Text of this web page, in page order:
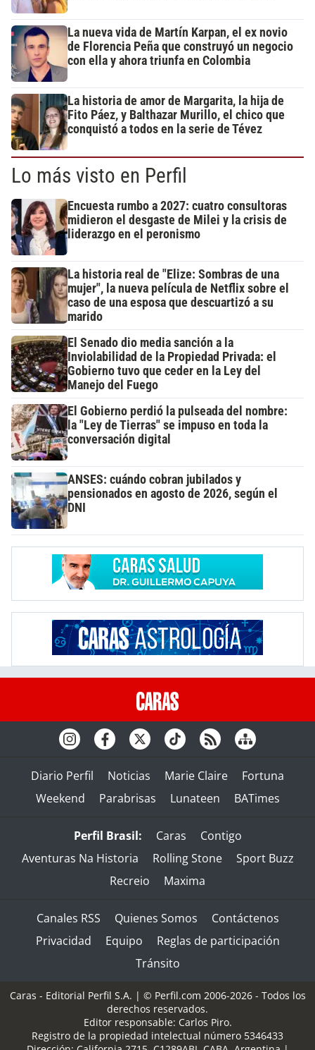
La nueva vida de Martín Karpan, el ex novio
de Florencia Peña que construyó un negocio
con ella y ahora triunfa en Colombia
La historia de amor de Margarita, la hija de
Fito Páez, y Balthazar Murillo, el chico que
conquistó a todos en la serie de Tévez
Lo más visto en Perfil
Encuesta rumbo a 2027: cuatro consultoras
midieron el desgaste de Milei y la crisis de
liderazgo en el peronismo
La historia real de "Elize: Sombras de una
mujer", la nueva película de Netflix sobre el
caso de una esposa que descuartizó a su
marido
El Senado dio media sanción a la
Inviolabilidad de la Propiedad Privada: el
Gobierno tuvo que ceder en la Ley del
Manejo del Fuego
El Gobierno perdió la pulseada del nombre:
la "Ley de Tierras" se impuso en toda la
conversación digital
ANSES: cuándo cobran jubilados y
pensionados en agosto de 2026, según el
DNI
Diario Perfil Noticias Marie Claire
Fortuna
Weekend
Parabrisas Lunateen BATimes
Perfil Brasil: Caras
Contigo
Aventuras Na Historia
Rolling Stone
Sport Buzz
Recreio
Maxima
Canales RSS Quienes Somos
Contáctenos
Privacidad
Equipo
Reglas de participación
Tránsito
Caras - Editorial Perfil S.A. | © Perfil.com 2006-2026 - Todos los
derechos reservados.
Editor responsable: Carlos Piro.
Registro de la propiedad intelectual número 5346433